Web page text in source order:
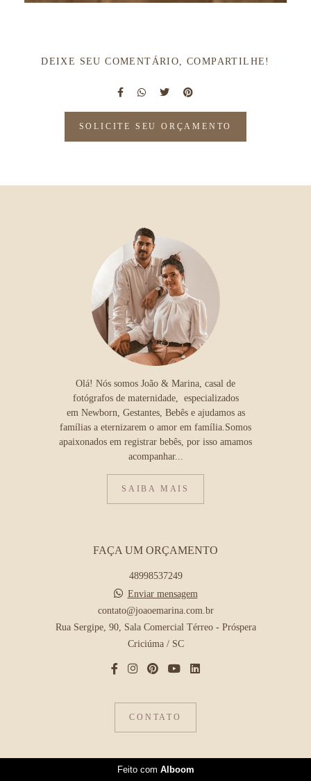
DEIXE SEU COMENTÁRIO, COMPARTILHE!
SOLICITE SEU ORÇAMENTO
Olá! Nós somos João & Marina, casal de
fotógrafos de maternidade, especializados
em Newborn, Gestantes, Bebês e ajudamos as
famílias a eternizarem o amor em família.Somos
apaixonados em registrar bebês, por isso amamos
acompanhar...
SAIBA MAIS
FAÇA UM ORÇAMENTO
48998537249
Enviar mensagem
contato@joaoemarina.com.br
Rua Sergipe, 90, Sala Comercial Térreo - Próspera
Criciúma / SC
CONTATO
Feito com Alboom